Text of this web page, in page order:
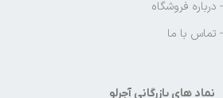
- درباره فروشگاه
- تماس با ما
نماد های بازرگانی آجرلو